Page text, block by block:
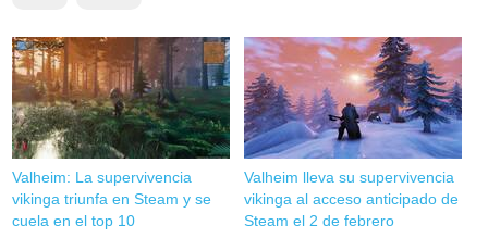
Valheim: La supervivencia
vikinga triunfa en Steam y se
cuela en el top 10
Valheim lleva su supervivencia
vikinga al acceso anticipado de
Steam el 2 de febrero